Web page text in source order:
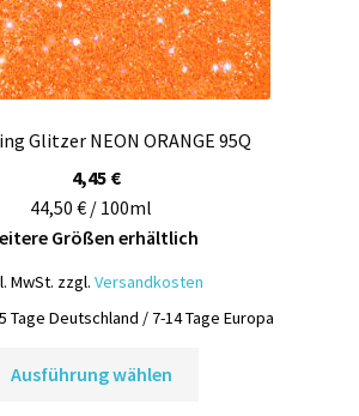
Glitzer NEON ORANGE 95Q
4,45 €
44,50 € / 100ml
Größen erhältlich
MwSt. zzgl. Versandkosten
Tage Deutschland / 7-14 Tage Europa
Ausführung wählen